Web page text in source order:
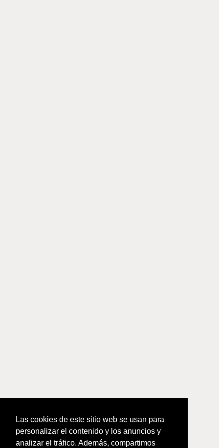
Las cookies de este sitio web se usan para
personalizar el contenido y los anuncios y
analizar el tráfico. Además, compartimos